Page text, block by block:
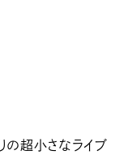
の超小さなライブ